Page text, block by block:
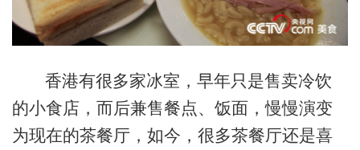
香港有很多家冰室，早年只是售卖冷饮
的小食店，而后兼售餐点、饭面，慢慢演变
为现在的茶餐厅，如今，很多茶餐厅还是喜